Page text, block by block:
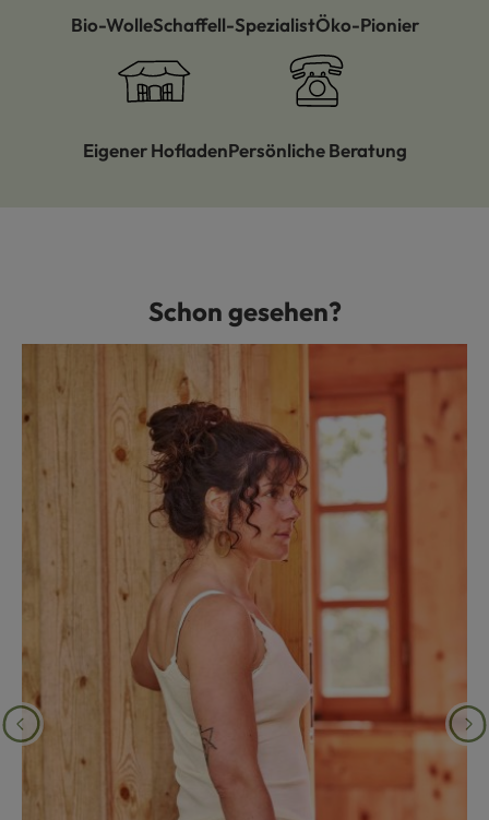
Bio-WolleSchaffell-SpezialistÖko-Pionier
Eigener HofladenPersönliche Beratung
Produktgalerie überspringenSchon gesehen?